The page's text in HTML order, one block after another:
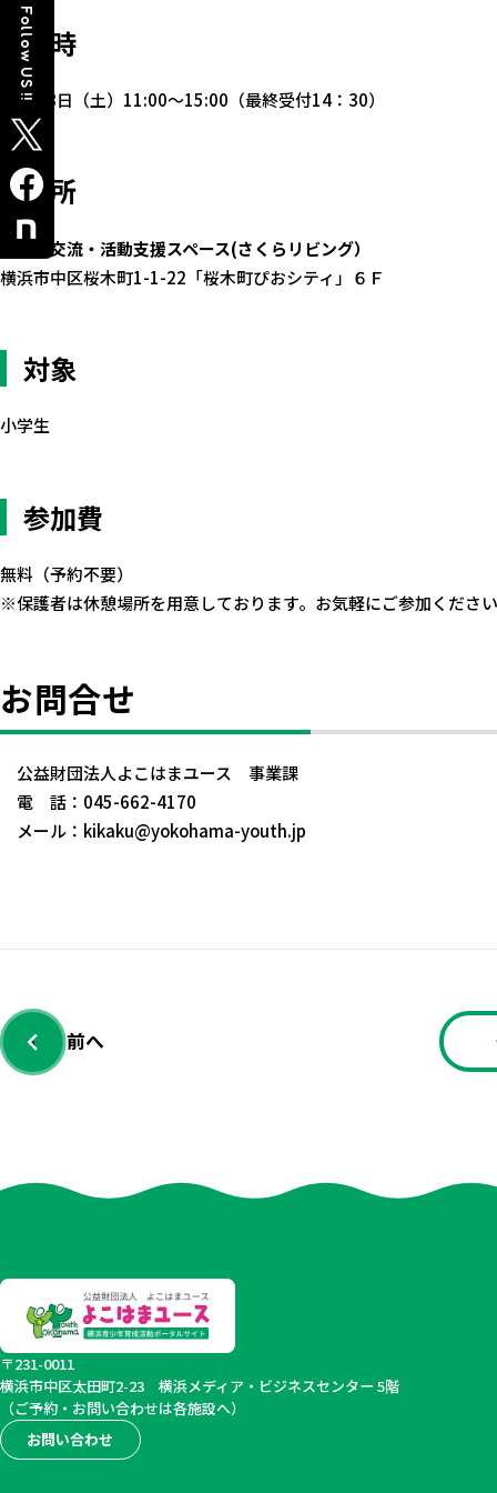
日時
12月28日（土）11:00～15:00（最終受付14：30）
場所
青少年交流・活動支援スペース(さくらリビング）
横浜市中区桜木町1-1-22「桜木町ぴおシティ」６Ｆ
対象
小学生
参加費
無料（予約不要）
※保護者は休憩場所を用意しております。お気軽にご参加くださ
お問合せ
公益財団法人よこはまユース 事業課
電 話：045-662-4170
メール：kikaku@yokohama-youth.jp
‹ 前へ
Follow US !!
〒231-0011
横浜市中区太田町2-23 横浜メディア・ビジネスセンター 5階
（ご予約・お問い合わせは各施設へ）
お問い合わせ